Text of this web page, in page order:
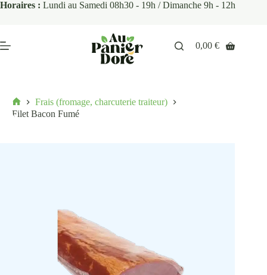
Horaires : Lundi au Samedi 08h30 - 19h / Dimanche 9h - 12h
0,00€
Frais (fromage, charcuterie traiteur)
Filet Bacon Fumé